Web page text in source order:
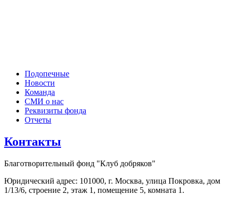
Подопечные
Новости
Команда
СМИ о нас
Реквизиты фонда
Отчеты
Контакты
Благотворительный фонд "Клуб добряков"
Юридический адрес: 101000, г. Москва, улица Покровка, дом
1/13/6, строение 2, этаж 1, помещение 5, комната 1.